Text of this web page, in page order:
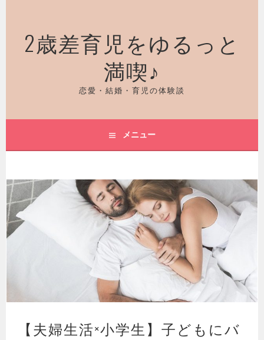
ッ
2歳差育児をゆるっと
満喫♪
恋愛・結婚・育児の体験談
メニュー
【夫婦生活×小学生】子どもにバ